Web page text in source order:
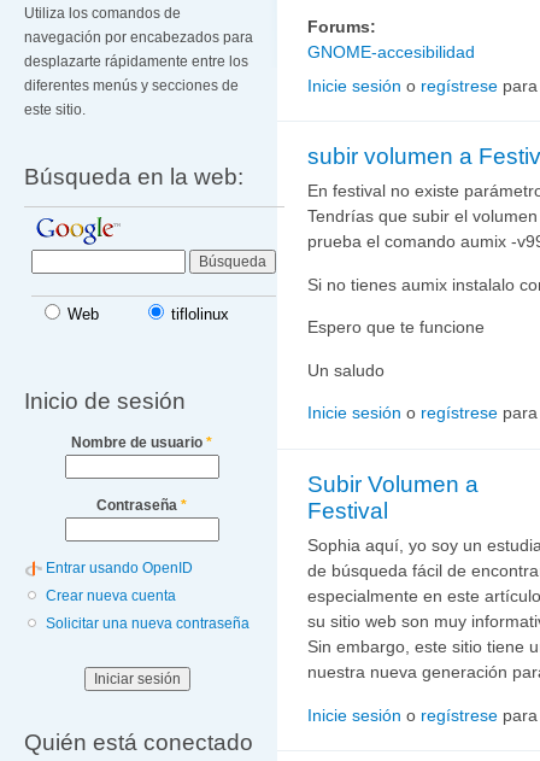
Utiliza los comandos de
navegación por encabezados para
desplazarte rápidamente entre los
diferentes menús y secciones de
este sitio.
Búsqueda en la web:
Web tiflolinux
Inicio de sesión
Nombre de usuario *
Contraseña *
Entrar usando OpenID
Crear nueva cuenta
Solicitar una nueva contraseña
Quién está conectado
Forums:
GNOME-accesibilidad
Inicie sesión o regístrese
subir volumen a
En festival no existe
Tendrías que subir el
prueba el comando aumix -
Si no tienes aumix instalalo
Espero que te funcione
Un saludo
Inicie sesión o regístrese
Subir Volumen a
Festival
Sophia aquí, yo soy un
de búsqueda fácil de
especialmente en este
su sitio web son muy
Sin embargo, este sitio tiene
nuestra nueva generación
Inicie sesión o regístrese